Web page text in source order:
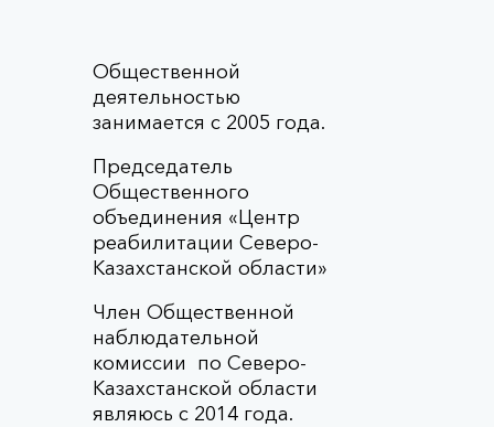
Общественной
деятельностью
занимается с 2005 года.
Председатель
Общественного
объединения «Центр
реабилитации Северо-
Казахстанской области»
Член Общественной
наблюдательной
комиссии по Северо-
Казахстанской области
являюсь с 2014 года.